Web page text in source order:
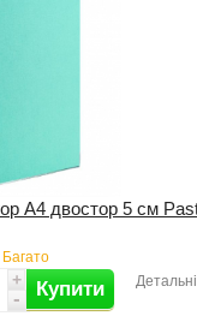
А4 двостор 5 см
Багато
+
- Купити